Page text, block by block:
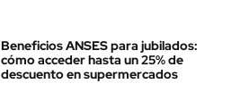
Beneficios ANSES para jubilados:
cómo acceder hasta un 25% de
descuento en supermercados